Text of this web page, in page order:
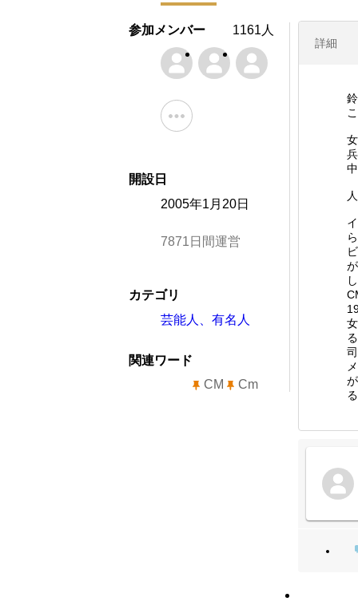
詳細
参加メンバー 1161人
開設日
2005年1月20日
7871日間運営
カテゴリ
芸能人、有名人
関連ワード
CM
Cm